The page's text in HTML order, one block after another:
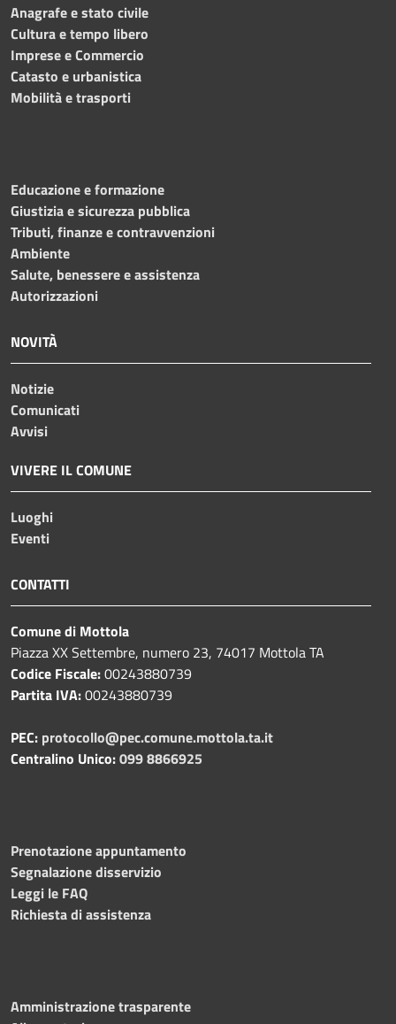
Anagrafe e stato civile
Cultura e tempo libero
Imprese e Commercio
Catasto e urbanistica
Mobilità e trasporti
Educazione e formazione
Giustizia e sicurezza pubblica
Tributi, finanze e contravvenzioni
Ambiente
Salute, benessere e assistenza
Autorizzazioni
NOVITÀ
Notizie
Comunicati
Avvisi
VIVERE IL COMUNE
Luoghi
Eventi
CONTATTI
Comune di Mottola
Piazza XX Settembre, numero 23, 74017 Mottola TA
Codice Fiscale:00243880739
Partita IVA:00243880739
PEC: protocollo@pec.comune.mottola.ta.it
Centralino Unico:099 8866925
Prenotazione appuntamento
Segnalazione disservizio
Leggi le FAQ
Richiesta di assistenza
Amministrazione trasparente